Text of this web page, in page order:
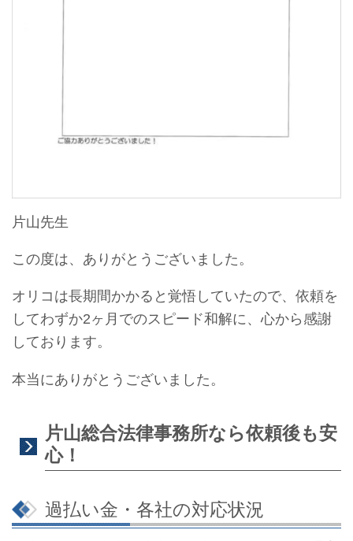
片山先生
この度は、ありがとうございました。
オリコは長期間かかると覚悟していたので、依頼を
してわずか2ヶ月でのスピード和解に、心から感謝
しております。
本当にありがとうございました。
片山総合法律事務所なら依頼後も安
心！
過払い金・各社の対応状況